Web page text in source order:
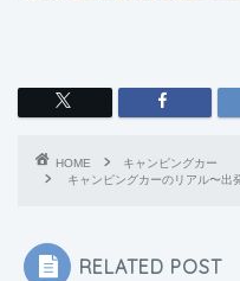
HOME
キャンピングカー
キャンピングカーのリアル〜出
RELATED POST